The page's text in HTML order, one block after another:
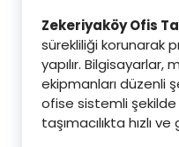
Zekeriyaköy Ofis
sürekliliği korunarak
yapılır. Bilgisayarlar,
ekipmanları düzenli
ofise sistemli şekilde
taşımacılıkta hızlı